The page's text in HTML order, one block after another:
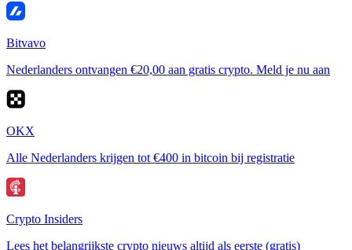
Bitvavo
Nederlanders ontvangen €20,00 aan gratis crypto. Meld je nu aan
OKX
Alle Nederlanders krijgen tot €400 in bitcoin bij registratie
Crypto Insiders
Lees het belangrijkste crypto nieuws altijd als eerste (gratis)